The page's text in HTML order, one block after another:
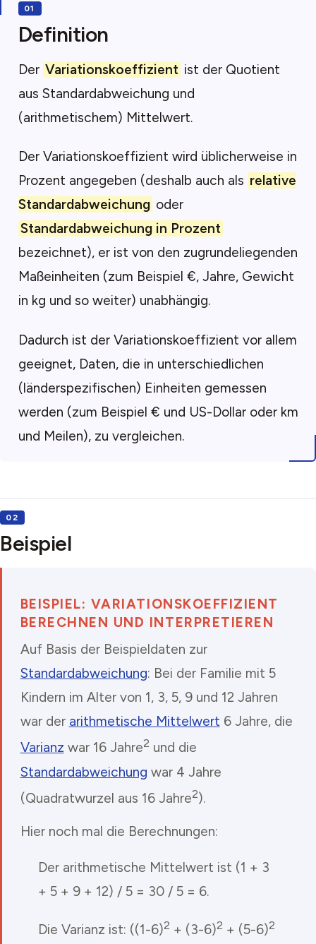
Definition
Der Variationskoeffizient ist der Quotient
aus Standardabweichung und
(arithmetischem) Mittelwert.
Der Variationskoeffizient wird üblicherweise in
Prozent angegeben (deshalb auch als relative
Standardabweichung oder
Standardabweichung in Prozent
bezeichnet), er ist von den zugrundeliegenden
Maßeinheiten (zum Beispiel €, Jahre, Gewicht
in kg und so weiter) unabhängig.
Dadurch ist der Variationskoeffizient vor allem
geeignet, Daten, die in unterschiedlichen
(länderspezifischen) Einheiten gemessen
werden (zum Beispiel € und US-Dollar oder km
und Meilen), zu vergleichen.
Beispiel
BEISPIEL: VARIATIONSKOEFFIZIENT
BERECHNEN UND INTERPRETIEREN
Auf Basis der Beispieldaten zur
Standardabweichung: Bei der Familie mit 5
Kindern im Alter von 1, 3, 5, 9 und 12 Jahren
war der arithmetische Mittelwert 6 Jahre, die
Varianz war 16 Jahre2 und die
Standardabweichung war 4 Jahre
(Quadratwurzel aus 16 Jahre2).
Hier noch mal die Berechnungen:
Der arithmetische Mittelwert ist (1 + 3
+ 5 + 9 + 12) / 5 = 30 / 5 = 6.
Die Varianz ist: ((1-6)2 + (3-6)2 + (5-6)2